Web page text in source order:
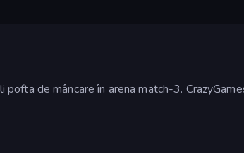
de mâncare în arena match-3.